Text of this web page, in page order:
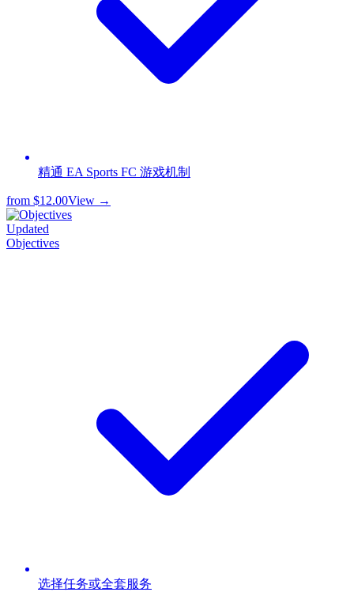
精通 EA Sports FC 游戏机制
from $12.00View →
Updated
Objectives
选择任务或全套服务